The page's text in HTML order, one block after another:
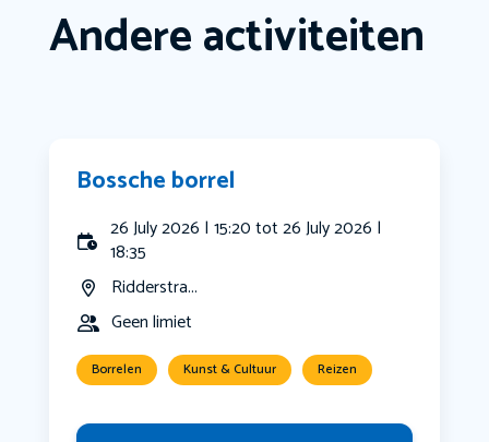
Andere activiteiten
Bossche borrel
26 July 2026 | 15:20 tot 26 July 2026 |
18:35
Ridderstra...
Geen limiet
Borrelen Kunst & Cultuur Reizen